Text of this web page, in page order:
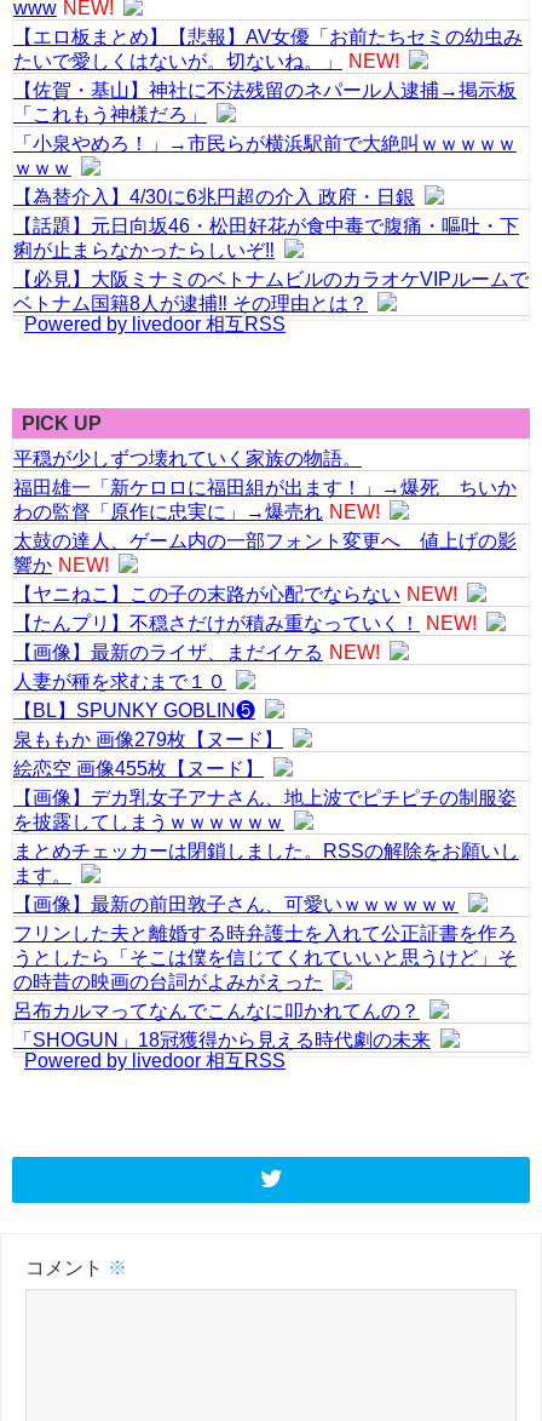
www NEW!
【エロ板まとめ】【悲報】AV女優「お前たちセミの幼虫み
たいで愛しくはないが。切ないね。」
NEW!
【佐賀・基山】神社に不法残留のネパール人逮捕→掲示板
「これもう神様だろ」
「小泉やめろ！」→市民らが横浜駅前で大絶叫ｗｗｗｗｗ
ｗｗｗ
【為替介入】4/30に6兆円超の介入 政府・日銀
【話題】元日向坂46・松田好花が食中毒で腹痛・嘔吐・下
痢が止まらなかったらしいぞ‼
【必見】大阪ミナミのベトナムビルのカラオケVIPルームで
ベトナム国籍8人が逮捕‼ その理由とは？
Powered by livedoor 相互RSS
PICK UP
平穏が少しずつ壊れていく家族の物語。
福田雄一「新ケロロに福田組が出ます！」→爆死 ちいか
わの監督「原作に忠実に」→爆売れ
NEW!
太鼓の達人、ゲーム内の一部フォント変更へ 値上げの影
響か NEW!
【ヤニねこ】この子の末路が心配でならない NEW!
【たんプリ】不穏さだけが積み重なっていく！
NEW!
【画像】最新のライザ、まだイケる NEW!
人妻が種を求むまで１０
【BL】SPUNKY GOBLIN❺
泉ももか 画像279枚【ヌード】
絵恋空 画像455枚【ヌード】
【画像】デカ乳女子アナさん、地上波でピチピチの制服姿
を披露してしまうｗｗｗｗｗｗ
まとめチェッカーは閉鎖しました。RSSの解除をお願いし
ます。
【画像】最新の前田敦子さん、可愛いｗｗｗｗｗｗ
フリンした夫と離婚する時弁護士を入れて公正証書を作ろ
うとしたら「そこは僕を信じてくれていいと思うけど」そ
の時昔の映画の台詞がよみがえった
呂布カルマってなんでこんなに叩かれてんの？
「SHOGUN」18冠獲得から見える時代劇の未来
Powered by livedoor 相互RSS
コメント ※